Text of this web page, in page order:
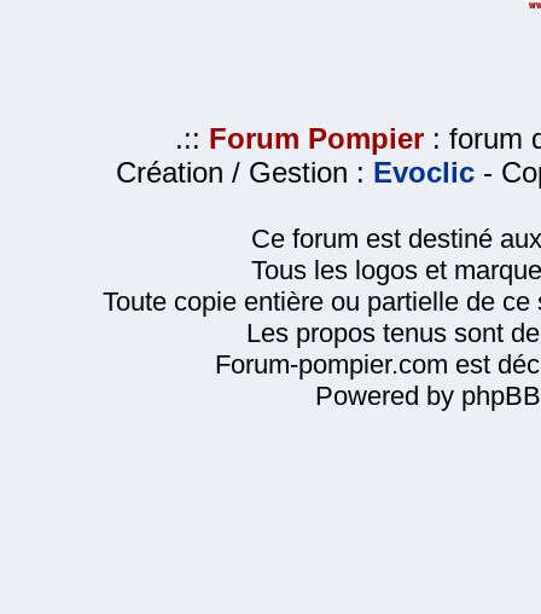
.:: Forum Pompier : forum
Création / Gestion : Evoclic -
Ce forum est destiné
Tous les logos et
Toute copie entière ou partielle de
Les propos tenus sont
Forum-pompier.com est
Powered by